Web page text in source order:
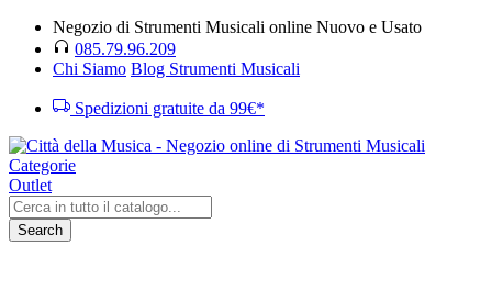
Negozio di Strumenti Musicali online Nuovo e Usato
085.79.96.209
Chi Siamo Blog Strumenti Musicali
Spedizioni gratuite da 99€*
Categorie
Outlet
Search